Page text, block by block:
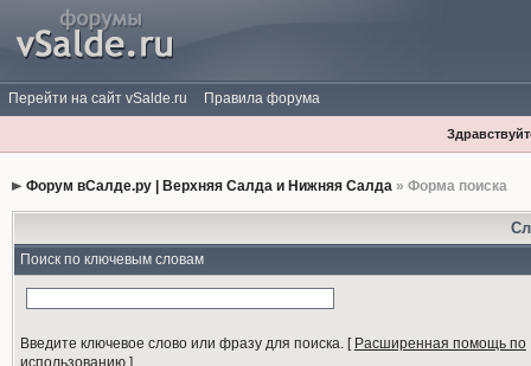
Перейти на сайт vSalde.ru Правила форума
Форум вСалде.ру | Верхняя Салда и Нижняя Салда» Форма поиска
Поиск по ключевым словам
Введите ключевое слово или фразу для поиска.[ Расширенная помощь по
использованию]